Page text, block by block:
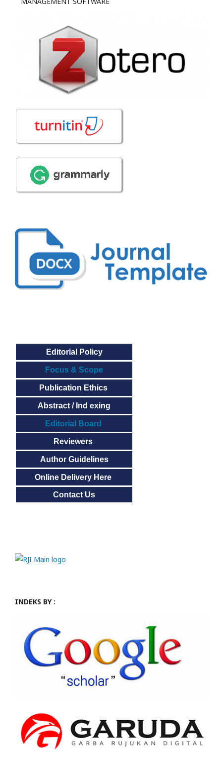
Editorial Policy
Focus & Scope
Publication Ethics
Abstract / Ind exing
Editorial Board
Reviewers
Author Guidelines
Online Delivery Here
Contact Us
INDEKS BY :